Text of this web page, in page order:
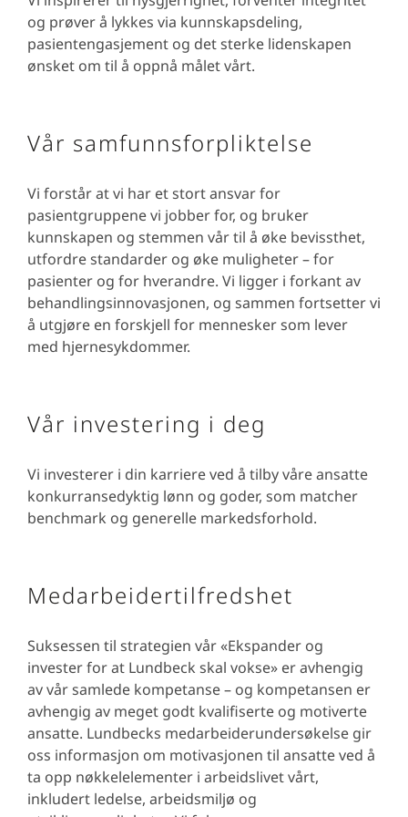
og prøver å lykkes via kunnskapsdeling,
pasientengasjement og det sterke lidenskapen
ønsket om til å oppnå målet vårt.
Vår samfunnsforpliktelse
Vi forstår at vi har et stort ansvar for
pasientgruppene vi jobber for, og bruker
kunnskapen og stemmen vår til å øke bevissthet,
utfordre standarder og øke muligheter – for
pasienter og for hverandre. Vi ligger i forkant av
behandlingsinnovasjonen, og sammen fortsetter vi
å utgjøre en forskjell for mennesker som lever
med hjernesykdommer.
Vår investering i deg
Vi investerer i din karriere ved å tilby våre ansatte
konkurransedyktig lønn og goder, som matcher
benchmark og generelle markedsforhold.
Medarbeidertilfredshet
Suksessen til strategien vår «Ekspander og
invester for at Lundbeck skal vokse» er avhengig
av vår samlede kompetanse – og kompetansen er
avhengig av meget godt kvalifiserte og motiverte
ansatte. Lundbecks medarbeiderundersøkelse gir
oss informasjon om motivasjonen til ansatte ved å
ta opp nøkkelelementer i arbeidslivet vårt,
inkludert ledelse, arbeidsmiljø og